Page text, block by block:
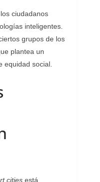
ciudadanos
inteligentes.
grupos de los
plantea un
equidad social.
cities está